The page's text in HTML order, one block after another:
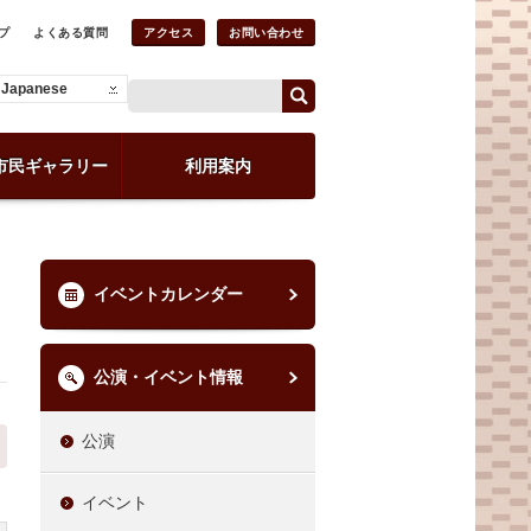
よくある質問 アクセス お問い合わせ
Japanese
民ギャラリー 利用案内
イベントカレンダー
公演・イベント情報
公演
イベント